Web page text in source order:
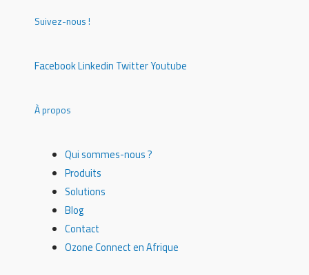
Suivez-nous !
FacebookLinkedin TwitterYoutube
À propos
Qui sommes-nous ?
Produits
Solutions
Blog
Contact
Ozone Connect en Afrique